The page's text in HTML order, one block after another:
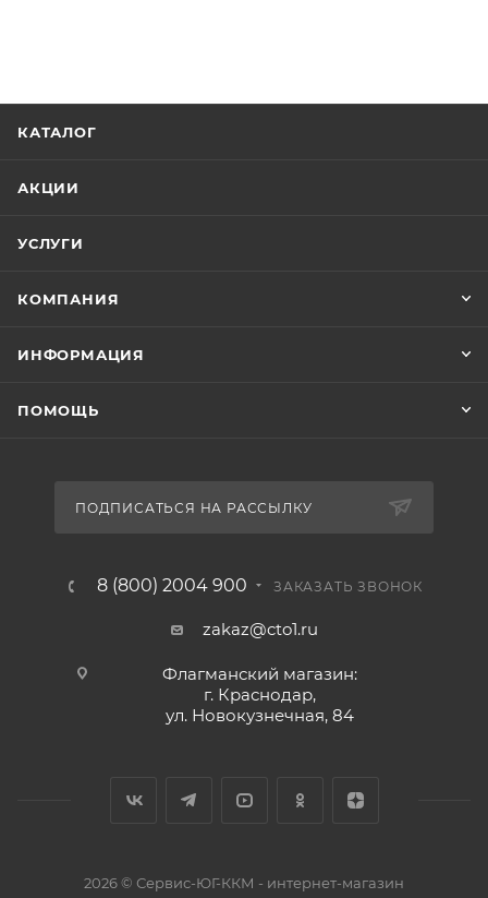
КАТАЛОГ
АКЦИИ
УСЛУГИ
КОМПАНИЯ
ИНФОРМАЦИЯ
ПОМОЩЬ
ПОДПИСАТЬСЯ НА РАССЫЛКУ
8 (800) 2004 900 ЗАКАЗАТЬ ЗВОНОК
zakaz@cto1.ru
Флагманский магазин:
г. Краснодар,
ул. Новокузнечная, 84
2026 © Сервис-ЮГ-ККМ - интернет-магазин